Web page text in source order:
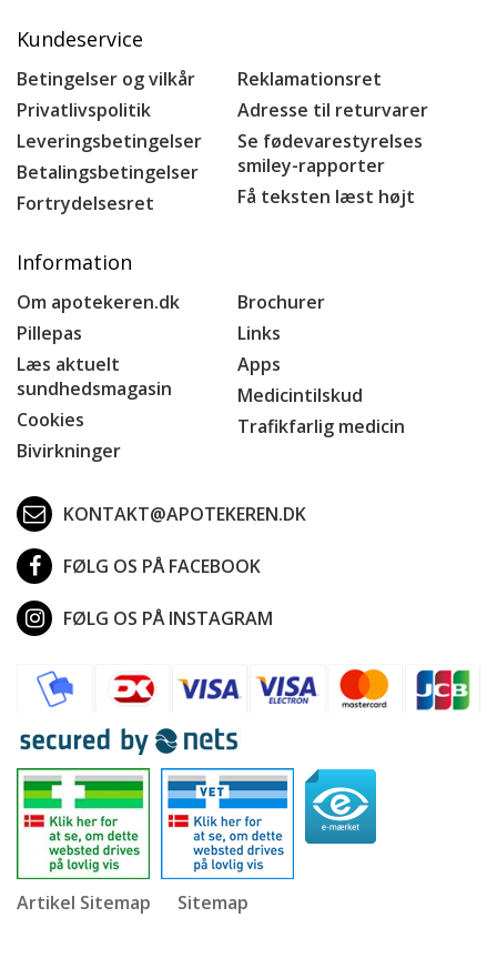
Kundeservice
Betingelser og vilkår
Privatlivspolitik
Leveringsbetingelser
Betalingsbetingelser
Fortrydelsesret
Reklamationsret
Adresse til returvarer
Se fødevarestyrelses
smiley-rapporter
Få teksten læst højt
Information
Om apotekeren.dk
Pillepas
Læs aktuelt
sundhedsmagasin
Cookies
Bivirkninger
Brochurer
Links
Apps
Medicintilskud
Trafikfarlig medicin
KONTAKT@APOTEKEREN.DK
FØLG OS PÅ FACEBOOK
FØLG OS PÅ INSTAGRAM
Artikel Sitemap Sitemap